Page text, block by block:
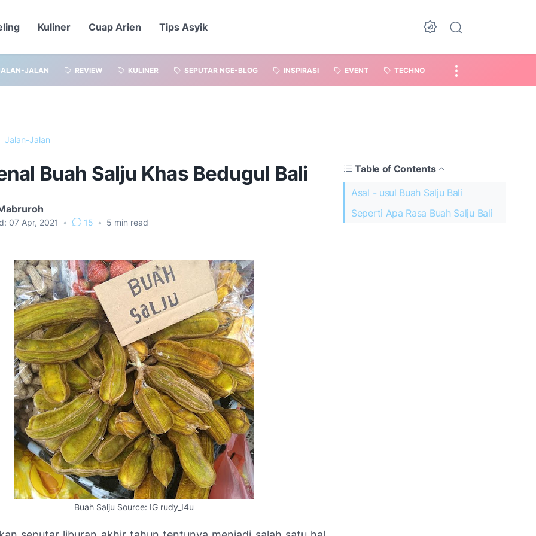
Kuliner Cuap Arien Tips Asyik
JALAN REVIEW KULINER SEPUTAR NGE-BLOG INSPIRASI EVENT TECHNO
Jalan-Jalan
Buah Salju Khas Bedugul Bali
07 Apr, 2021 • 15 • 5 min read
Table of Contents
Asal - usul Buah Salju Bali
Seperti Apa Rasa Buah Salju Bali
Buah Salju Source: IG rudy_I4u